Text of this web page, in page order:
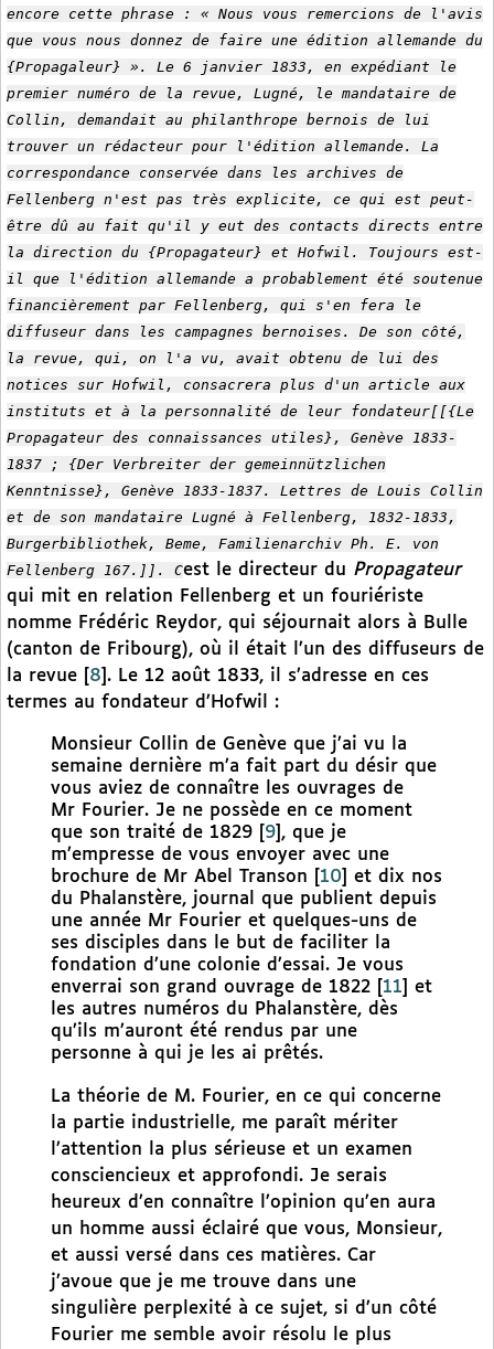
encore cette phrase : « Nous vous remercions de l'avis
que vous nous donnez de faire une édition allemande du
{Propagaleur} ». Le 6 janvier 1833, en expédiant le
premier numéro de la revue, Lugné, le mandataire de
Collin, demandait au philanthrope bernois de lui
trouver un rédacteur pour l'édition allemande. La
correspondance conservée dans les archives de
Fellenberg n'est pas très explicite, ce qui est peut-
être dû au fait qu'il y eut des contacts directs entre
la direction du {Propagateur} et Hofwil. Toujours est-
il que l'édition allemande a probablement été soutenue
financièrement par Fellenberg, qui s'en fera le
diffuseur dans les campagnes bernoises. De son côté,
la revue, qui, on l'a vu, avait obtenu de lui des
notices sur Hofwil, consacrera plus d'un article aux
instituts et à la personnalité de leur fondateur[[{Le
Propagateur des connaissances utiles}, Genève 1833-
1837 ; {Der Verbreiter der gemeinnützlichen
Kenntnisse}, Genève 1833-1837. Lettres de Louis Collin
et de son mandataire Lugné à Fellenberg, 1832-1833,
Burgerbibliothek, Beme, Familienarchiv Ph. E. von
Fellenberg 167.]]. Cest le directeur du Propagateur
qui mit en relation Fellenberg et un fouriériste
nomme Frédéric Reydor, qui séjournait alors à Bulle
(canton de Fribourg), où il était l’un des diffuseurs de
la revue
8 . Le 12 août 1833, il s’adresse en ces
termes au fondateur d’Hofwil :
Monsieur Collin de Genève que j’ai vu la
semaine dernière m’a fait part du désir que
vous aviez de connaître les ouvrages de
Mr Fourier. Je ne possède en ce moment
que son traité de 1829
9 , que je
m’empresse de vous envoyer avec une
brochure de Mr Abel Transon
10
et dix nos
du Phalanstère, journal que publient depuis
une année Mr Fourier et quelques-uns de
ses disciples dans le but de faciliter la
fondation d’une colonie d’essai. Je vous
enverrai son grand ouvrage de 1822
11
et
les autres numéros du Phalanstère, dès
qu’ils m’auront été rendus par une
personne à qui je les ai prêtés.
La théorie de M. Fourier, en ce qui concerne
la partie industrielle, me paraît mériter
l’attention la plus sérieuse et un examen
consciencieux et approfondi. Je serais
heureux d’en connaître l’opinion qu’en aura
un homme aussi éclairé que vous, Monsieur,
et aussi versé dans ces matières. Car
j’avoue que je me trouve dans une
singulière perplexité à ce sujet, si d’un côté
Fourier me semble avoir résolu le plus